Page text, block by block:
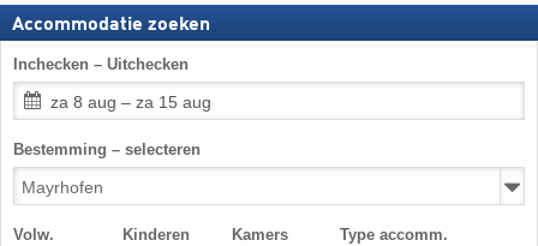
Accommodatie zoeken
Inchecken – Uitchecken
za 8 aug – za 15 aug
Bestemming – selecteren
Volw. Kinderen Kamers Type accomm.